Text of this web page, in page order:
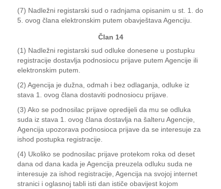
(7) Nadležni registarski sud o radnjama opisanim u st. 1. do
5. ovog člana elektronskim putem obavještava Agenciju.
Član 14
(1) Nadležni registarski sud odluke donesene u postupku
registracije dostavlja podnosiocu prijave putem Agencije ili
elektronskim putem.
(2) Agencija je dužna, odmah i bez odlaganja, odluke iz
stava 1. ovog člana dostaviti podnosiocu prijave.
(3) Ako se podnosilac prijave opredijeli da mu se odluka
suda iz stava 1. ovog člana dostavlja na šalteru Agencije,
Agencija upozorava podnosioca prijave da se interesuje za
ishod postupka registracije.
(4) Ukoliko se podnosilac prijave protekom roka od deset
dana od dana kada je Agencija preuzela odluku suda ne
interesuje za ishod registracije, Agencija na svojoj internet
stranici i oglasnoj tabli isti dan ističe obavijest kojom